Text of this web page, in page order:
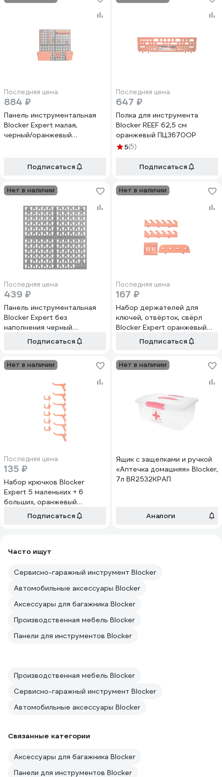
Последняя цена
884 ₽
Панель инструментальная
Blocker Expert малая,
черный/оранжевый
Подписаться
Последняя цена
647 ₽
Полка для инструмента
Blocker REEF 62,5 см
оранжевый ПЦ3670ОР
5(5)
Подписаться
Нет в наличии
Последняя цена
439 ₽
Панель инструментальная
Blocker Expert без
наполнения черный
BR3827ЧРПодписаться
Нет в наличии
Последняя цена
167 ₽
Набор держателей для
ключей, отвёрток, свёрл
Blocker Expert оранжевый
BR3829ОРПодписаться
Нет в наличии
Последняя цена
135 ₽
Набор крючков Blocker
Expert 5 маленьких + 6
больших, оранжевый
BR3830ОРПодписаться
Нет в наличии
Ящик с защелками и ручкой
«Аптечка домашняя» Blocker,
7л BR2532КРАП
Аналоги
Часто ищут
Сервисно-гаражный инструмент Blocker
Автомобильные аксессуары Blocker
Аксессуары для багажника Blocker
Производственная мебель Blocker
Панели для инструментов Blocker
Производственная мебель Blocker
Сервисно-гаражный инструмент Blocker
Автомобильные аксессуары Blocker
Связанные категории
Аксессуары для багажника Blocker
Панели для инструментов Blocker